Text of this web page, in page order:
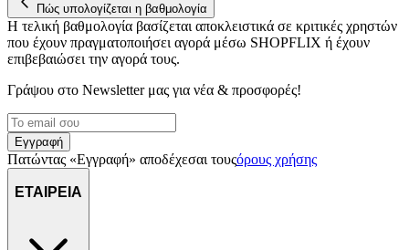
Πώς υπολογίζεται η βαθμολογία
Η τελική βαθμολογία βασίζεται αποκλειστικά σε κριτικές χρηστών
που έχουν πραγματοποιήσει αγορά μέσω SHOPFLIX ή έχουν
επιβεβαιώσει την αγορά τους.
Γράψου στο Νewsletter μας για νέα & προσφορές!
Εγγραφή
Πατώντας «Εγγραφή» αποδέχεσαι τουςόρους χρήσης
ΕΤΑΙΡΕΙΑ